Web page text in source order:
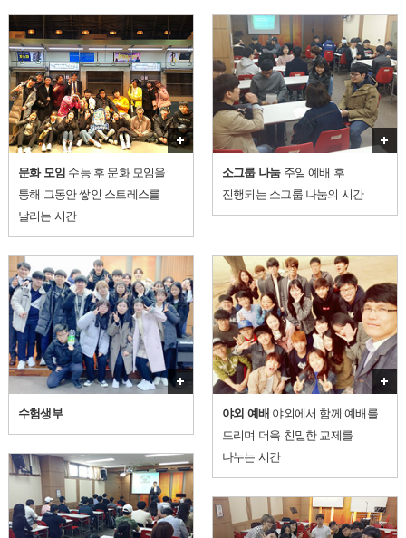
더보기
문화 모임 수능 후 문화 모임을
통해 그동안 쌓인 스트레스를
날리는 시간
소그룹 나눔주일 예배 후
진행되는 소그룹 나눔의 시간
더보기
수험생부 야외 예배 야외에서 함께 예배를
드리며 더욱 친밀한 교제를
나누는 시간